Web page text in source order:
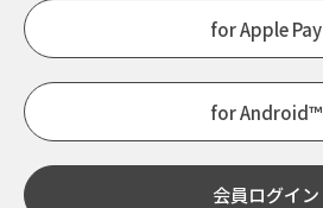
for Apple Pay
for Android™
会員ログイン